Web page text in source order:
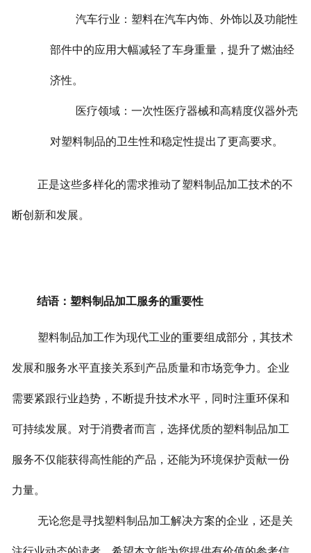
汽车行业：塑料在汽车内饰、外饰以及功能性
部件中的应用大幅减轻了车身重量，提升了燃油经
济性。
医疗领域：一次性医疗器械和高精度仪器外壳
对塑料制品的卫生性和稳定性提出了更高要求。
正是这些多样化的需求推动了塑料制品加工技术的不
断创新和发展。
结语：塑料制品加工服务的重要性
塑料制品加工作为现代工业的重要组成部分，其技术
发展和服务水平直接关系到产品质量和市场竞争力。企业
需要紧跟行业趋势，不断提升技术水平，同时注重环保和
可持续发展。对于消费者而言，选择优质的塑料制品加工
服务不仅能获得高性能的产品，还能为环境保护贡献一份
力量。
无论您是寻找塑料制品加工解决方案的企业，还是关